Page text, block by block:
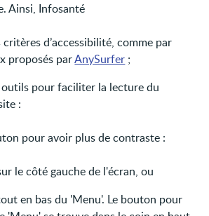
Ainsi, Infosanté
critères d’accessibilité, comme par
proposés parAnySurfer ;
outils pour faciliter la lecture du
:
pour avoir plus de contraste :
le côté gauche de l'écran, ou
en bas du 'Menu'. Le bouton pour